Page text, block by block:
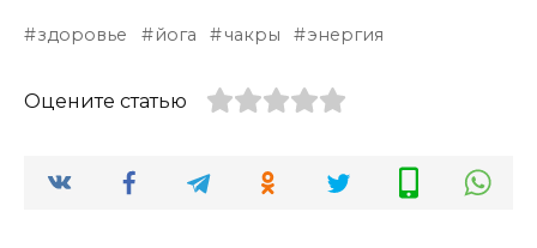
здоровье йога чакры энергия
Оцените статью